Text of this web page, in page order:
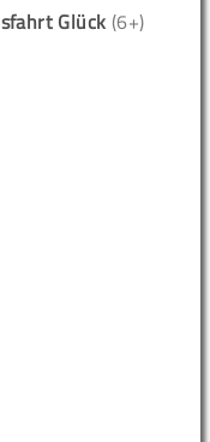
Glück (6+)